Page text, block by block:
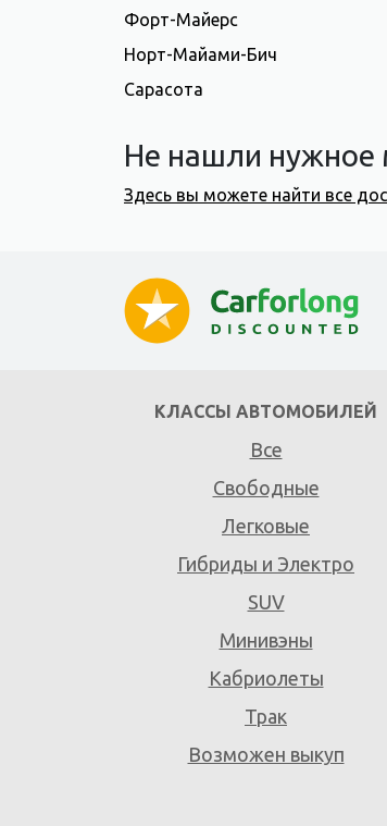
Форт-Майерс
Норт-Майами-Бич
Сарасота
Не нашли нужное
Здесь вы можете найти все
КЛАССЫ АВТОМОБИЛЕЙ
Все
Свободные
Легковые
Гибриды и Электро
SUV
Минивэны
Кабриолеты
Трак
Возможен выкуп